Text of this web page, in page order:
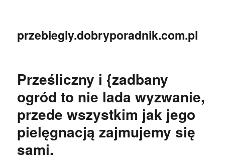
przebiegly.dobryporadnik.com.pl
Prześliczny i {zadbany
ogród to nie lada wyzwanie,
przede wszystkim jak jego
pielęgnacją zajmujemy się
sami.